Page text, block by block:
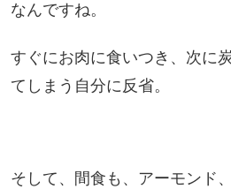
なんですね。
すぐにお肉に食いつき、次に
てしまう自分に反省。
そして、間食も、アーモンド